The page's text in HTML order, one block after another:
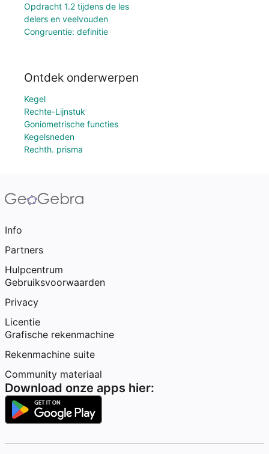
Opdracht 1.2 tijdens de les
delers en veelvouden
Congruentie: definitie
Ontdek onderwerpen
Kegel
Rechte-Lijnstuk
Goniometrische functies
Kegelsneden
Rechth. prisma
Info
Partners
Hulpcentrum
Gebruiksvoorwaarden
Privacy
Licentie
Grafische rekenmachine
Rekenmachine suite
Community materiaal
Download onze apps hier: